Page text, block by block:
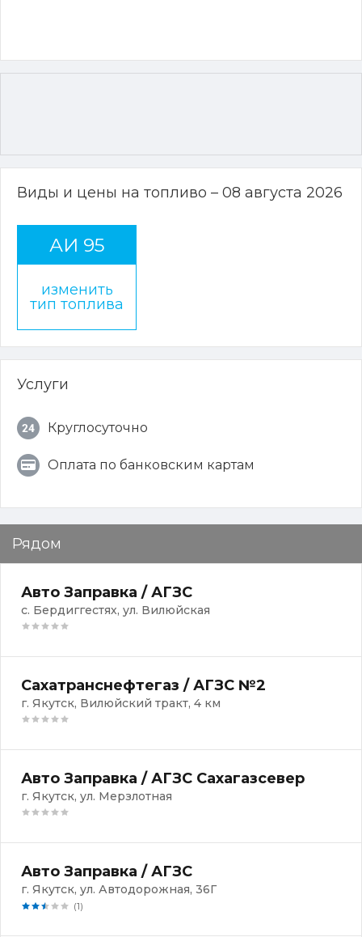
Виды и цены на топливо – 08 августа 2026
АИ 95
изменить
тип топлива
Услуги
Круглосуточно
Оплата по банковским картам
Рядом
Авто Заправка / АГЗС
с. Бердиггестях, ул. Вилюйская
Сахатранснефтегаз / АГЗС №2
г. Якутск, Вилюйский тракт, 4 км
Авто Заправка / АГЗС Сахагазсевер
г. Якутск, ул. Мерзлотная
Авто Заправка / АГЗС
г. Якутск, ул. Автодорожная, 36Г
(1)